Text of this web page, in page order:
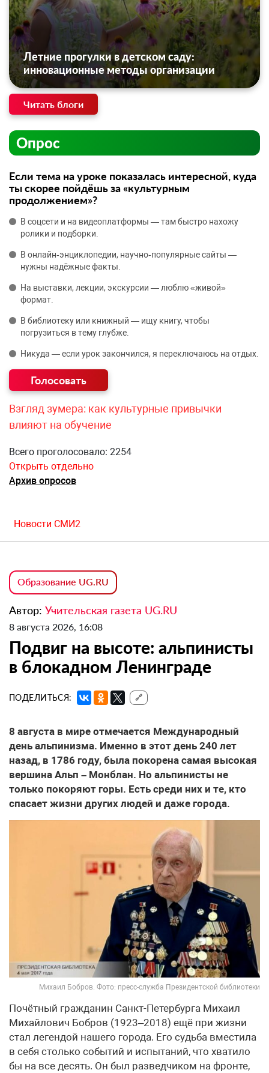
Летние прогулки в детском саду:
инновационные методы организации
Читать блоги
Опрос
Если тема на уроке показалась интересной, куда
ты скорее пойдёшь за «культурным
продолжением»?
В соцсети и на видеоплатформы — там быстро нахожу
ролики и подборки.
В онлайн‑энциклопедии, научно‑популярные сайты —
нужны надёжные факты.
На выставки, лекции, экскурсии — люблю «живой»
формат.
В библиотеку или книжный — ищу книгу, чтобы
погрузиться в тему глубже.
Никуда — если урок закончился, я переключаюсь на отдых.
Взгляд зумера: как культурные привычки
влияют на обучение
Всего проголосовало: 2254
Открыть отдельно
Архив опросов
Новости СМИ2
Образование UG.RU
Автор: Учительская газета UG.RU
8 августа 2026, 16:08
Подвиг на высоте: альпинисты
в блокадном Ленинграде
ПОДЕЛИТЬСЯ: 🔗
8 августа в мире отмечается Международный
день альпинизма. Именно в этот день 240 лет
назад, в 1786 году, была покорена самая высокая
вершина Альп – Монблан. Но альпинисты не
только покоряют горы. Есть среди них и те, кто
спасает жизни других людей и даже города.
Михаил Бобров. Фото: пресс-служба Президентской библиотеки
Почётный гражданин Санкт-Петербурга Михаил
Михайлович Бобров (1923–2018) ещё при жизни
стал легендой нашего города. Его судьба вместила
в себя столько событий и испытаний, что хватило
бы на все десять. Он был разведчиком на фронте,